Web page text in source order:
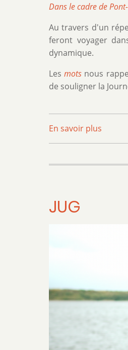
Dans le cadre de
Au travers d'un
feront voyager
dynamique.
Lesmots nous
de souligner la
En savoir plus
JUG